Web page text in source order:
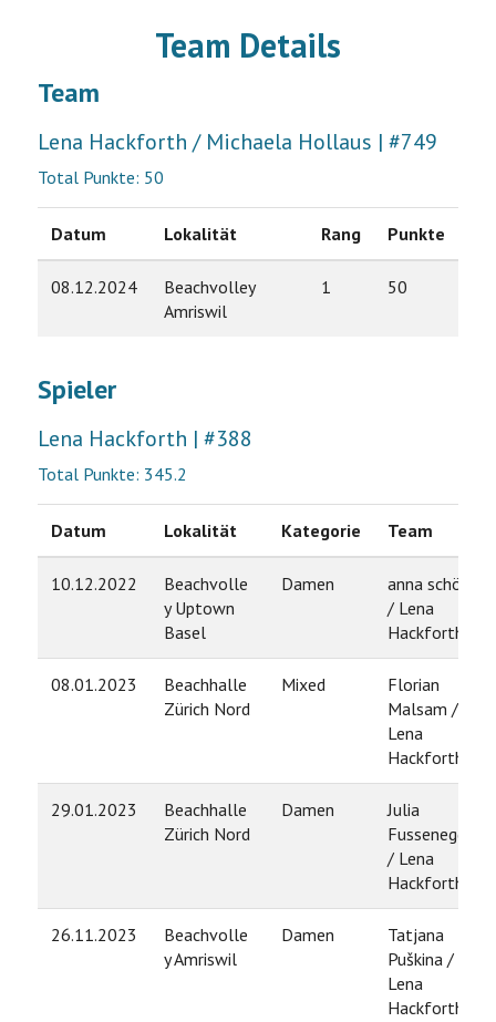
Team Details
Team
Lena Hackforth / Michaela Hollaus | #749
Total Punkte: 50
Datum Lokalität Rang Punkte
08.12.2024
Beachvolley
Amriswil
1 50
Spieler
Lena Hackforth | #388
Total Punkte: 345.2
Datum Lokalität Kategorie Team
10.12.2022
Beachvolle
y Uptown
Basel
Damen
anna schöpf
/ Lena
Hackforth
08.01.2023
Beachhalle
Zürich Nord
Mixed
Florian
Malsam /
Lena
Hackforth
29.01.2023
Beachhalle
Zürich Nord
Damen
Julia
Fussenegger
/ Lena
Hackforth
26.11.2023
Beachvolle
y Amriswil
Damen
Tatjana
Puškina /
Lena
Hackforth